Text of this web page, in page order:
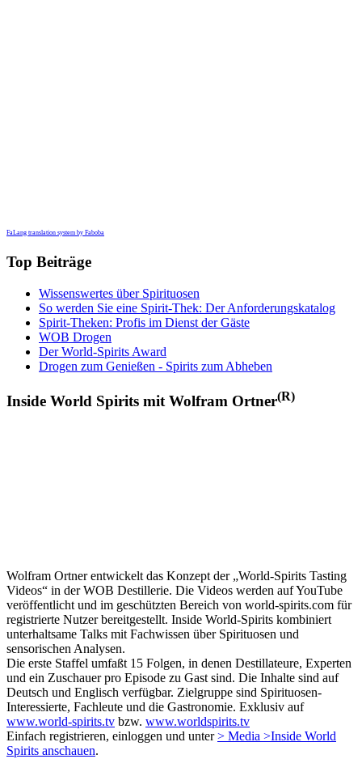
FaLang translation system by Faboba
Top Beiträge
Wissenswertes über Spirituosen
So werden Sie eine Spirit-Thek: Der Anforderungskatalog
Spirit-Theken: Profis im Dienst der Gäste
WOB Drogen
Der World-Spirits Award
Drogen zum Genießen - Spirits zum Abheben
Inside World Spirits mit Wolfram Ortner(R)
Wolfram Ortner entwickelt das Konzept der „World-Spirits Tasting
Videos“ in der WOB Destillerie. Die Videos werden auf YouTube
veröffentlicht und im geschützten Bereich von world-spirits.com für
registrierte Nutzer bereitgestellt. Inside World-Spirits kombiniert
unterhaltsame Talks mit Fachwissen über Spirituosen und
sensorischen Analysen.
Die erste Staffel umfaßt 15 Folgen, in denen Destillateure, Experten
und ein Zuschauer pro Episode zu Gast sind. Die Inhalte sind auf
Deutsch und Englisch verfügbar. Zielgruppe sind Spirituosen-
Interessierte, Fachleute und die Gastronomie. Exklusiv auf
www.world-spirits.tv bzw. www.worldspirits.tv
Einfach registrieren, einloggen und unter> Media >Inside World
Spirits anschauen.